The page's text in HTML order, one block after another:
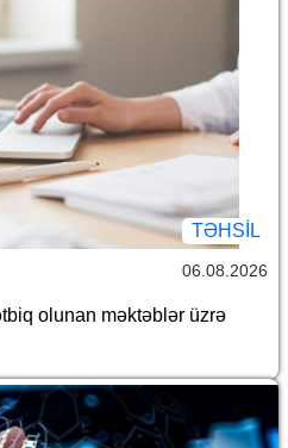
TƏHSIL
06.08.2026
olunan məktəblər üzrə